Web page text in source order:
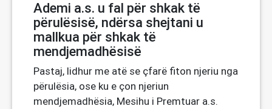
Ademi a.s. u fal për shkak të
përulësisë, ndërsa shejtani u
mallkua për shkak të
mendjemadhësisë
Pastaj, lidhur me atë se çfarë fiton njeriu nga
përulësia, ose ku e çon njeriun
mendjemadhësia, Mesihu i Premtuar a.s.